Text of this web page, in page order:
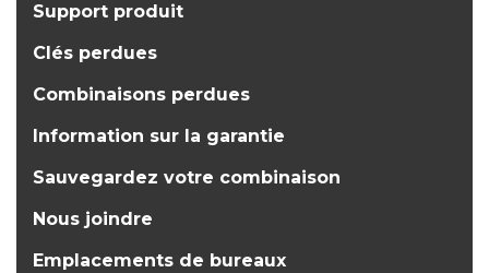
Support produit
Clés perdues
Combinaisons perdues
Information sur la garantie
Sauvegardez votre combinaison
Nous joindre
Emplacements de bureaux